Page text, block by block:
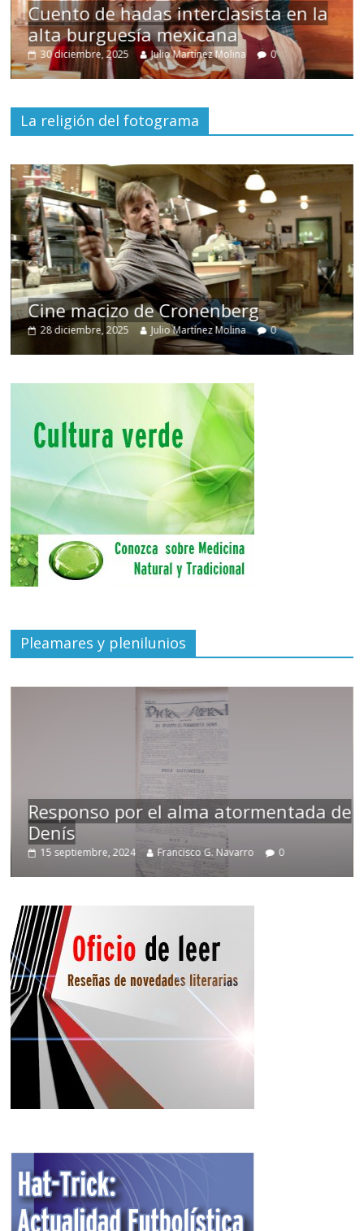
Cuento de hadas interclasista en la
alta burguesía mexicana
30 diciembre, 2025 Julio Martínez Molina 0
La religión del fotograma
Cine macizo de Cronenberg
28 diciembre, 2025 Julio Martínez Molina 0
Pleamares y plenilunios
Responso por el alma atormentada de
Denís
15 septiembre, 2024 Francisco G. Navarro 0